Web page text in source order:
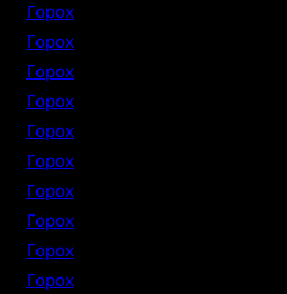
Горох
Горох
Горох
Горох
Горох
Горох
Горох
Горох
Горох
Горох